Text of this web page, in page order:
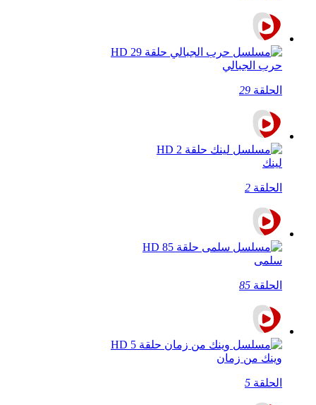
حرب الجبالي
الحلقة 29
لينك
الحلقة 2
سلمى
الحلقة 85
وينك من زمان
الحلقة 5